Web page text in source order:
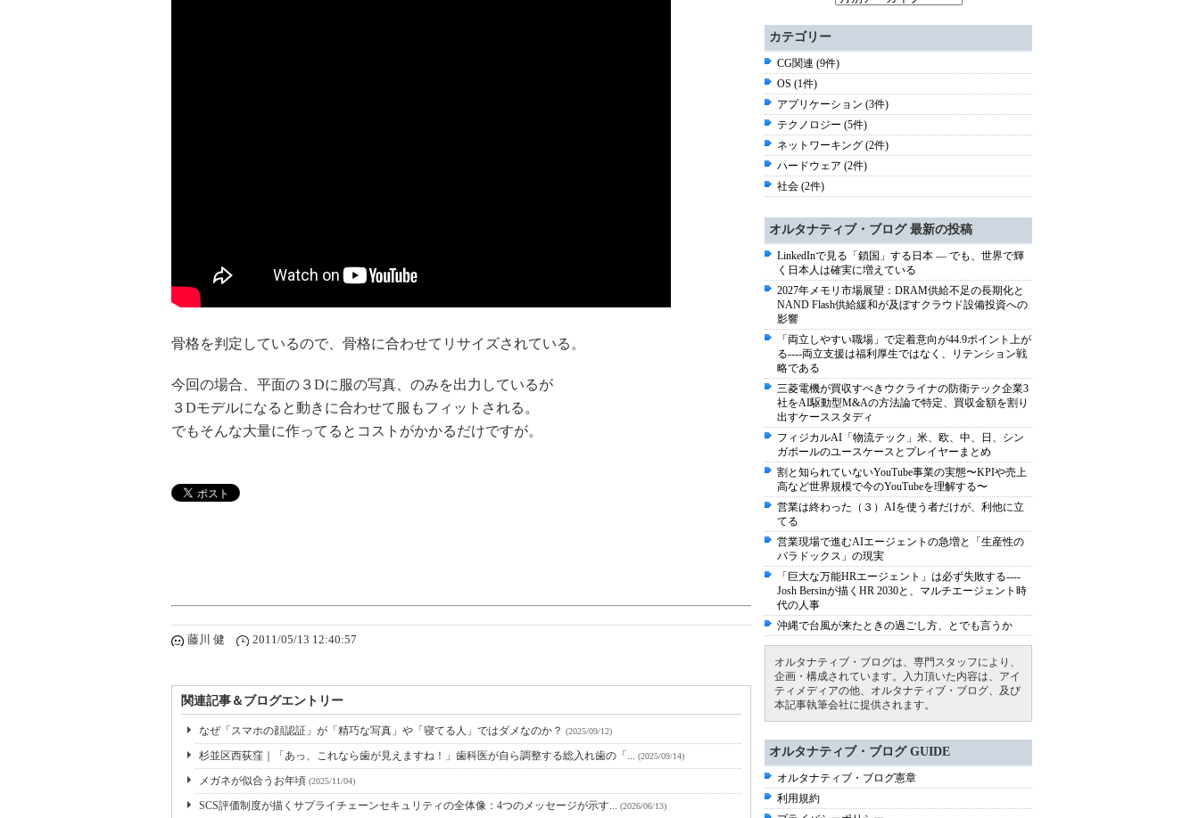
骨格を判定しているので、骨格に合わせてリサイズされている。
今回の場合、平面の３Dに服の写真、のみを出力しているが
３Dモデルになると動きに合わせて服もフィットされる。
でもそんな大量に作ってるとコストがかかるだけですが。
藤川 健 2011/05/13 12:40:57
関連記事＆ブログエントリー
なぜ「スマホの顔認証」が「精巧な写真」や「寝てる人」ではダメなのか？ (2025/09/12)
杉並区西荻窪｜「あっ、これなら歯が見えますね！」歯科医が自ら調整する総入れ歯の「... (2025/09/14)
メガネが似合うお年頃 (2025/11/04)
SCS評価制度が描くサプライチェーンセキュリティの全体像：4つのメッセージが示す... (2026/06/13)
カテゴリー
CG関連 (9件)
OS (1件)
アプリケーション (3件)
テクノロジー (5件)
ネットワーキング (2件)
ハードウェア (2件)
社会 (2件)
オルタナティブ・ブログ 最新の投稿
LinkedInで見る「鎖国」する日本 ― でも、世界で輝
く日本人は確実に増えている
2027年メモリ市場展望：DRAM供給不足の長期化と
NAND Flash供給緩和が及ぼすクラウド設備投資への
影響
「両立しやすい職場」で定着意向が44.9ポイント上が
る----両立支援は福利厚生ではなく、リテンション戦
略である
三菱電機が買収すべきウクライナの防衛テック企業3
社をAI駆動型M&Aの方法論で特定、買収金額を割り
出すケーススタディ
フィジカルAI「物流テック」米、欧、中、日、シン
ガポールのユースケースとプレイヤーまとめ
割と知られていないYouTube事業の実態〜KPIや売上
高など世界規模で今のYouTubeを理解する〜
営業は終わった（３）AIを使う者だけが、利他に立
てる
営業現場で進むAIエージェントの急増と「生産性の
パラドックス」の現実
「巨大な万能HRエージェント」は必ず失敗する----
Josh Bersinが描くHR 2030と、マルチエージェント時
代の人事
沖縄で台風が来たときの過ごし方、とでも言うか
オルタナティブ・ブログは、専門スタッフにより、
企画・構成されています。入力頂いた内容は、アイ
ティメディアの他、オルタナティブ・ブログ、及び
本記事執筆会社に提供されます。
オルタナティブ・ブログ GUIDE
オルタナティブ・ブログ憲章
利用規約